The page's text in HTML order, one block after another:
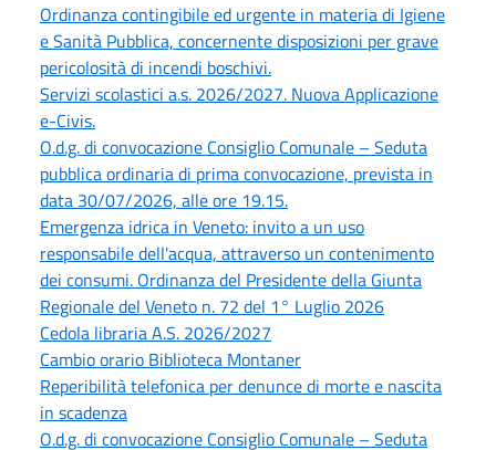
Ordinanza contingibile ed urgente in materia di Igiene
e Sanità Pubblica, concernente disposizioni per grave
pericolosità di incendi boschivi.
Servizi scolastici a.s. 2026/2027. Nuova Applicazione
e-Civis.
O.d.g. di convocazione Consiglio Comunale – Seduta
pubblica ordinaria di prima convocazione, prevista in
data 30/07/2026, alle ore 19.15.
Emergenza idrica in Veneto: invito a un uso
responsabile dell'acqua, attraverso un contenimento
dei consumi. Ordinanza del Presidente della Giunta
Regionale del Veneto n. 72 del 1° Luglio 2026
Cedola libraria A.S. 2026/2027
Cambio orario Biblioteca Montaner
Reperibilità telefonica per denunce di morte e nascita
in scadenza
O.d.g. di convocazione Consiglio Comunale – Seduta